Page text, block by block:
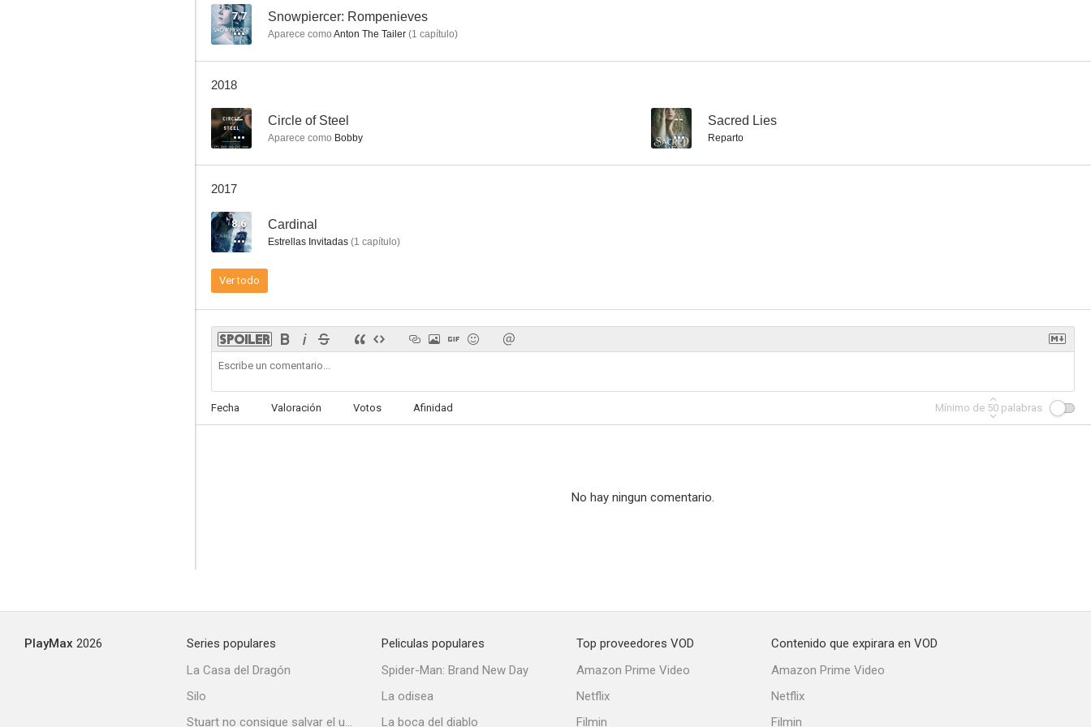
7.7 Snowpiercer: Rompenieves
Aparece como Anton The Tailer (1 capítulo)
2018
-- Circle of Steel
Aparece como Bobby
-- Sacred Lies
Reparto
2017
8.6 Cardinal
Estrellas Invitadas (1 capítulo)
Ver todo
Fecha Valoración Votos Afinidad Mínimo de 50 palabras
No hay ningun comentario.
PlayMax 2026
Series populares
La Casa del Dragón
Silo
Stuart no consigue salvar el universo
Peliculas populares
Spider-Man: Brand New Day
La odisea
La boca del diablo
Top proveedores VOD
Amazon Prime Video
Netflix
Filmin
Contenido que expirara en VOD
Amazon Prime Video
Netflix
Filmin